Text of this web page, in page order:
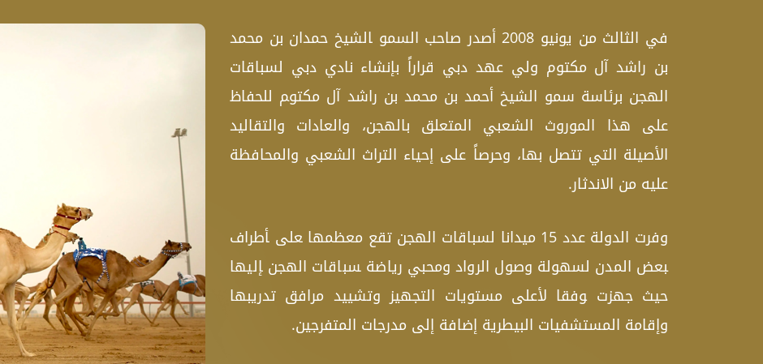
في الثالث من يونيو 2008 أصدر صاحب السمو ‍الشيخ حمدان بن محمد
بن راشد آل مكتوم ولي عهد دبي قراراً بإنشاء نادي دبي لسباقات
الهجن برئاسة سمو الشيخ أحمد بن محمد بن راشد آل مكتو‍م للحفاظ
على هذا الموروث الشعبي المتعلق بالهجن، والعادات والتقاليد
الأصيلة التي تتصل بها‍، وحرصاً على إحياء التراث الشعبي والمحافظة
عليه من الاندثار.
وفرت الدولة عدد 15 ميدانا لسباقات الهجن تقع معظمها ‍على ‍أطراف
‍بعض المدن لسهولة وصول الرواد ومحبي رياضة ‍سباقات الهجن ‍إليها
حيث جهزت ‍وفقا لأعلى مستويات التجهيز وتشييد مرافق تدريبها
وإقامة المستشفيات البيطرية إضافة إلى مدرجات المتفرجين.